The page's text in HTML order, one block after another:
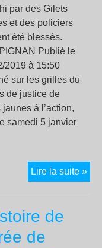
par des Gilets
et des policiers
été blessés.
Publié le
2019 à 15:50
sur les grilles du
de justice de
à l’action,
samedi 5 janvier
Lire la suite »
:
de
de